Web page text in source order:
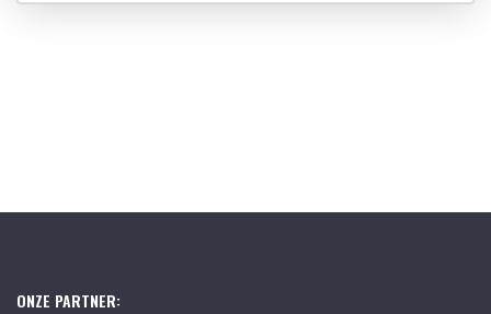
ONZE PARTNER: